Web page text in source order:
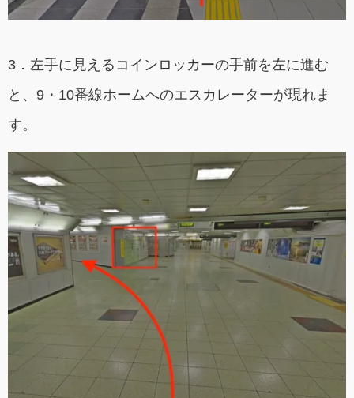
3．左手に見えるコインロッカーの手前を左に進む
と、9・10番線ホームへのエスカレーターが現れま
す。